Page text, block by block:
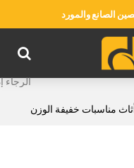
الصانع والمورد
مناسبات خفيفة الوزن